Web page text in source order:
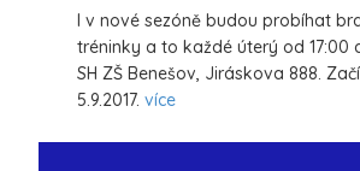
I v nové sezóně budou probíhat
tréninky a to každé úterý od 17:00
SH ZŠ Benešov, Jiráskova 888.
5.9.2017. více